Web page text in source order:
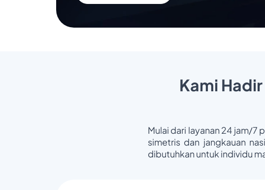
Kami
Mulai dari layanan 24 jam/7
simetris dan jangkauan
dibutuhkan untuk individu